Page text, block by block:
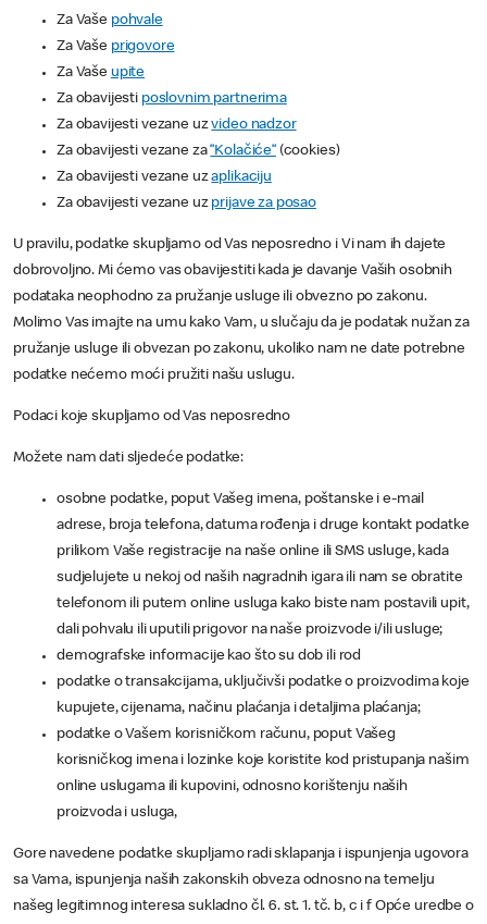
Za Vaše pohvale
Za Vaše prigovore
Za Vaše upite
Za obavijesti poslovnim partnerima
Za obavijesti vezane uzvideo nadzor
Za obavijesti vezane za“Kolačiće“(cookies)
Za obavijesti vezane uzaplikaciju
Za obavijesti vezane uz prijave za posao
U pravilu, podatke skupljamo od Vas neposredno i Vi nam ih dajete
dobrovoljno. Mi ćemo vas obavijestiti kada je davanje Vaših osobnih
podataka neophodno za pružanje usluge ili obvezno po zakonu.
Molimo Vas imajte na umu kako Vam, u slučaju da je podatak nužan za
pružanje usluge ili obvezan po zakonu, ukoliko nam ne date potrebne
podatke nećemo moći pružiti našu uslugu.
Podaci koje skupljamo od Vas neposredno
Možete nam dati sljedeće podatke:
osobne podatke, poput Vašeg imena, poštanske i e-mail
adrese, broja telefona, datuma rođenja i druge kontakt podatke
prilikom Vaše registracije na naše online ili SMS usluge, kada
sudjelujete u nekoj od naših nagradnih igara ili nam se obratite
telefonom ili putem online usluga kako biste nam postavili upit,
dali pohvalu ili uputili prigovor na naše proizvode i/ili usluge;
demografske informacije kao što su dob ili rod
podatke o transakcijama, uključivši podatke o proizvodima koje
kupujete, cijenama, načinu plaćanja i detaljima plaćanja;
podatke o Vašem korisničkom računu, poput Vašeg
korisničkog imena i lozinke koje koristite kod pristupanja našim
online uslugama ili kupovini, odnosno korištenju naših
proizvoda i usluga,
Gore navedene podatke skupljamo radi sklapanja i ispunjenja ugovora
sa Vama, ispunjenja naših zakonskih obveza odnosno na temelju
našeg legitimnog interesa sukladno čl. 6. st. 1. tč. b, c i f Opće uredbe o